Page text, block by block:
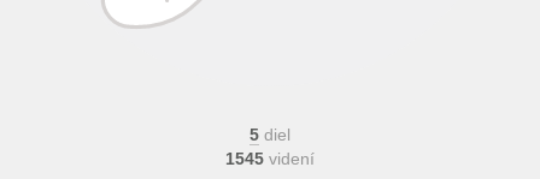
5 diel
1545 videní